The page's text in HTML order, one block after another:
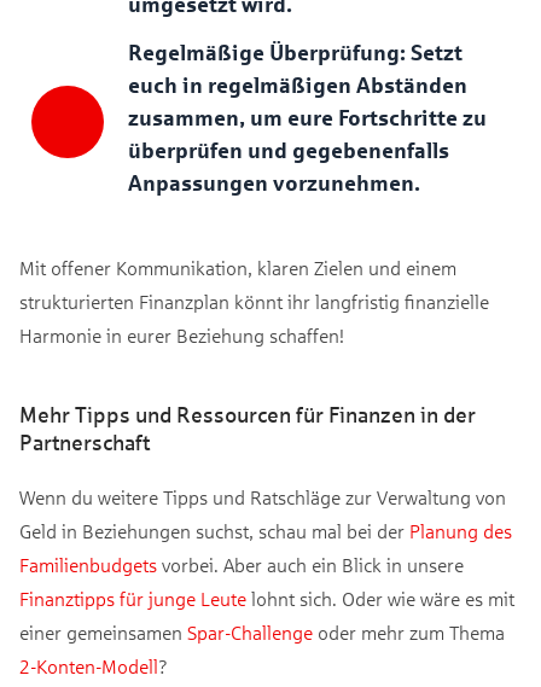
Regelmäßige Überprüfung: Setzt
euch in regelmäßigen Abständen
zusammen, um eure Fortschritte zu
überprüfen und gegebenenfalls
Anpassungen vorzunehmen.
Mit offener Kommunikation, klaren Zielen und einem
strukturierten Finanzplan könnt ihr langfristig finanzielle
Harmonie in eurer Beziehung schaffen!
Mehr Tipps und Ressourcen für Finanzen in der
Partnerschaft
Wenn du weitere Tipps und Ratschläge zur Verwaltung von
Geld in Beziehungen suchst, schau mal bei der Planung des
Familienbudgets vorbei. Aber auch ein Blick in unsere
Finanztipps für junge Leute lohnt sich. Oder wie wäre es mit
einer gemeinsamen Spar-Challenge oder mehr zum Thema
2-Konten-Modell?